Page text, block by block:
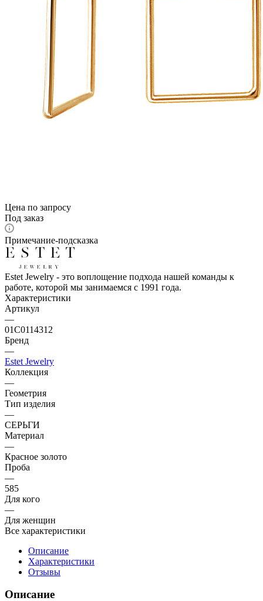
Цена по запросу
Под заказ
Примечание-подсказка
Estet Jewelry - это воплощение подхода нашей команды к
работе, которой мы занимаемся с 1991 года.
Характеристики
Артикул
—
01С0114312
Бренд
—
Estet Jewelry
Коллекция
—
Геометрия
Тип изделия
—
СЕРЬГИ
Материал
—
Красное золото
Проба
—
585
Для кого
—
Для женщин
Все характеристики
Описание
Характеристики
Отзывы
Описание